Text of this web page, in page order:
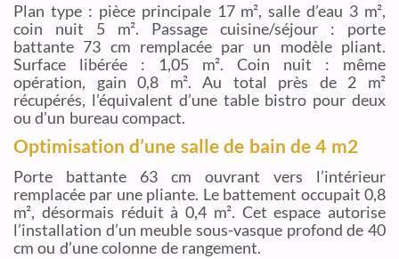
Plan type : pièce principale 17 m², salle d’eau 3 m²,
coin nuit 5 m². Passage cuisine/séjour : porte
battante 73 cm remplacée par un modèle pliant.
Surface libérée : 1,05 m². Coin nuit : même
opération, gain 0,8 m². Au total près de 2 m²
récupérés, l’équivalent d’une table bistro pour deux
ou d’un bureau compact.
Optimisation d’une salle de bain de 4 m2
Porte battante 63 cm ouvrant vers l’intérieur
remplacée par une pliante. Le battement occupait 0,8
m², désormais réduit à 0,4 m². Cet espace autorise
l’installation d’un meuble sous-vasque profond de 40
cm ou d’une colonne de rangement.